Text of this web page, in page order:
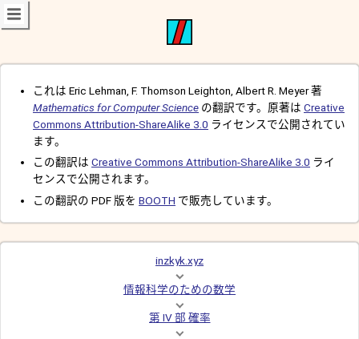
これは Eric Lehman, F. Thomson Leighton, Albert R. Meyer 著
Mathematics for Computer Science の翻訳です。原著は Creative
Commons Attribution-ShareAlike 3.0 ライセンスで公開されてい
ます。
この翻訳は Creative Commons Attribution-ShareAlike 3.0 ライ
センスで公開されます。
この翻訳の PDF 版を BOOTH で販売しています。
inzkyk.xyz
情報科学のための数学
第 IV 部 確率